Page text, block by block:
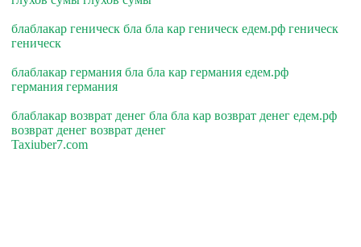
блаблакар геническ бла бла кар геническ едем.рф геническ
геническ
блаблакар германия бла бла кар германия едем.рф
германия германия
блаблакар возврат денег бла бла кар возврат денег едем.рф
возврат денег возврат денег
Taxiuber7.com